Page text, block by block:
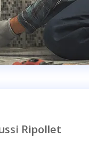
Ripollet